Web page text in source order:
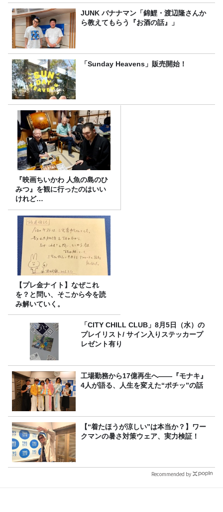
JUNK バナナマン「錦鯉・渡辺隆さんか
ら教えてもらう『お酒の話』」
「Sunday Heavens」販売開始！
『映画ちいかわ 人魚の島のひ
みつ』を観に行ったのはいい
けれど…
【プレ金ナイト】なぜこれ
を？と問い、そこから今を読
み解いていく。
「CITY CHILL CLUB」8月5日（水）の
プレイリスト/ サイン入りステッカープ
レゼント有り
工場勤務から17億再生へ——『モナキ』
4人が語る、人生を変えた“ポチッ”の話
【“着たほうが涼しい”は本当か？】ワー
クマンの暑さ対策ウェア、実力検証！
Recommended by